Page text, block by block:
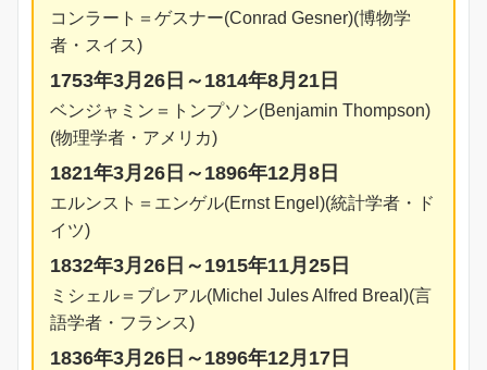
コンラート＝ゲスナー(Conrad Gesner)(博物学
者・スイス)
1753年3月26日～1814年8月21日
ベンジャミン＝トンプソン(Benjamin Thompson)
(物理学者・アメリカ)
1821年3月26日～1896年12月8日
エルンスト＝エンゲル(Ernst Engel)(統計学者・ド
イツ)
1832年3月26日～1915年11月25日
ミシェル＝ブレアル(Michel Jules Alfred Breal)(言
語学者・フランス)
1836年3月26日～1896年12月17日